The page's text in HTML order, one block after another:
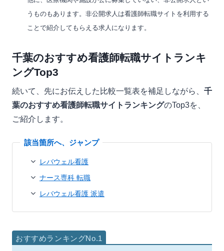
うものもあります。非公開求人は看護師転職サイトを利用する
ことで紹介してもらえる求人になります。
千葉のおすすめ看護師転職サイトランキ
ングTop3
続いて、先にお伝えした比較一覧表を補足しながら、 千
葉のおすすめ看護師転職サイトランキングのTop3を、
ご紹介します。
レバウェル看護
ナース専科 転職
レバウェル看護 派遣